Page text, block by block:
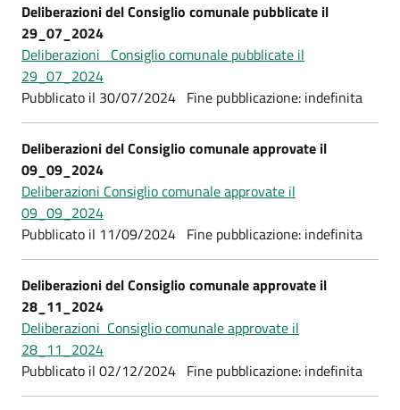
Deliberazioni del Consiglio comunale pubblicate il
29_07_2024
Deliberazioni Consiglio comunale pubblicate il
29_07_2024
Pubblicato il 30/07/2024 Fine pubblicazione: indefinita
Deliberazioni del Consiglio comunale approvate il
09_09_2024
Deliberazioni Consiglio comunale approvate il
09_09_2024
Pubblicato il 11/09/2024 Fine pubblicazione: indefinita
Deliberazioni del Consiglio comunale approvate il
28_11_2024
Deliberazioni Consiglio comunale approvate il
28_11_2024
Pubblicato il 02/12/2024 Fine pubblicazione: indefinita